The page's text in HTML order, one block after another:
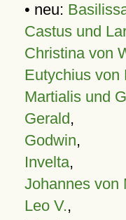
• neu:
Castus und
Christina von
Eutychius von
Martialis und
Gerald,
Godwin,
Invelta,
Johannes von
Leo V.,